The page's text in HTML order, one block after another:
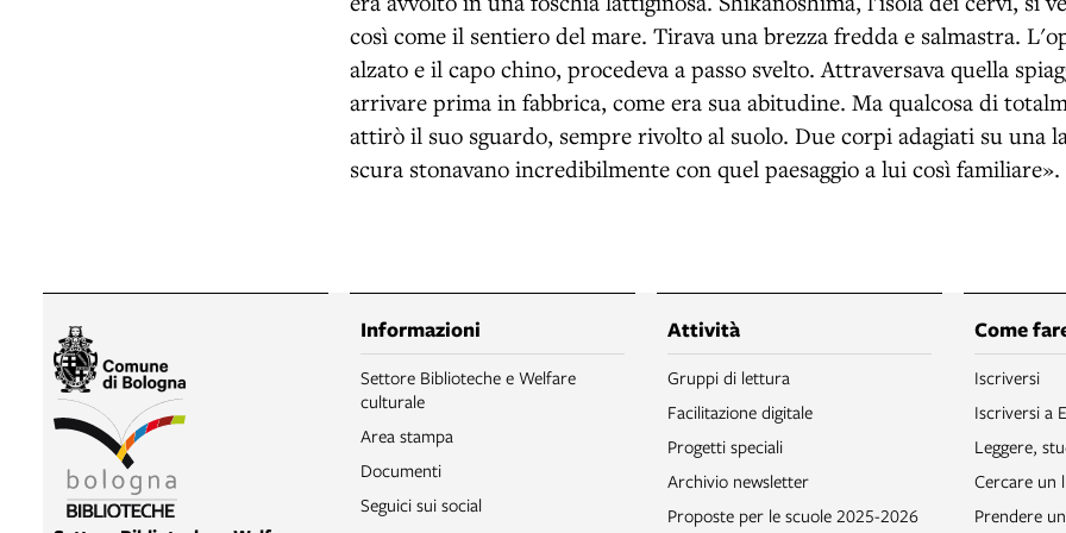
così come il sentiero del mare. Tirava una brezza fredda e salmastra.
alzato e il capo chino, procedeva a passo svelto. Attraversava quella
arrivare prima in fabbrica, come era sua abitudine. Ma qualcosa di
attirò il suo sguardo, sempre rivolto al suolo. Due corpi adagiati su una
scura stonavano incredibilmente con quel paesaggio a lui così familiare».
Informazioni
Settore Biblioteche e Welfare
culturale
Area stampa
Documenti
Seguici sui social
Attività
Gruppi di lettura
Facilitazione digitale
Progetti speciali
Archivio newsletter
Proposte per le scuole 2025-2026
Come
Iscriversi
Iscriversi a
Leggere,
Cercare un
Prendere